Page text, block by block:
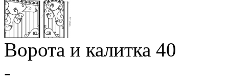
Ворота и калитка 40
-